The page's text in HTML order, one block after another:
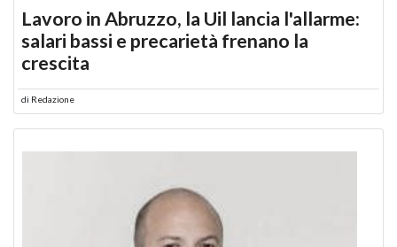
Lavoro in Abruzzo, la Uil lancia l'allarme:
salari bassi e precarietà frenano la
crescita
di Redazione